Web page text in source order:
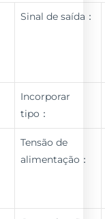
Sinal de saída：
Incorporar
tipo：
Tensão de
alimentação：